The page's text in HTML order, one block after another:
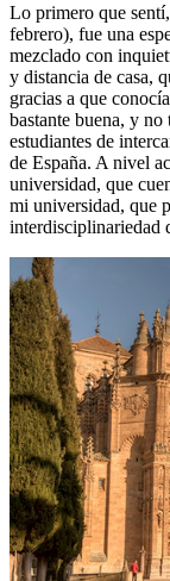
Lo primero que
febrero), fue una
mezclado con
y distancia de casa,
gracias a que
bastante buena, y
estudiantes de
de España. A nivel
universidad, que
mi universidad, que
interdisciplinariedad